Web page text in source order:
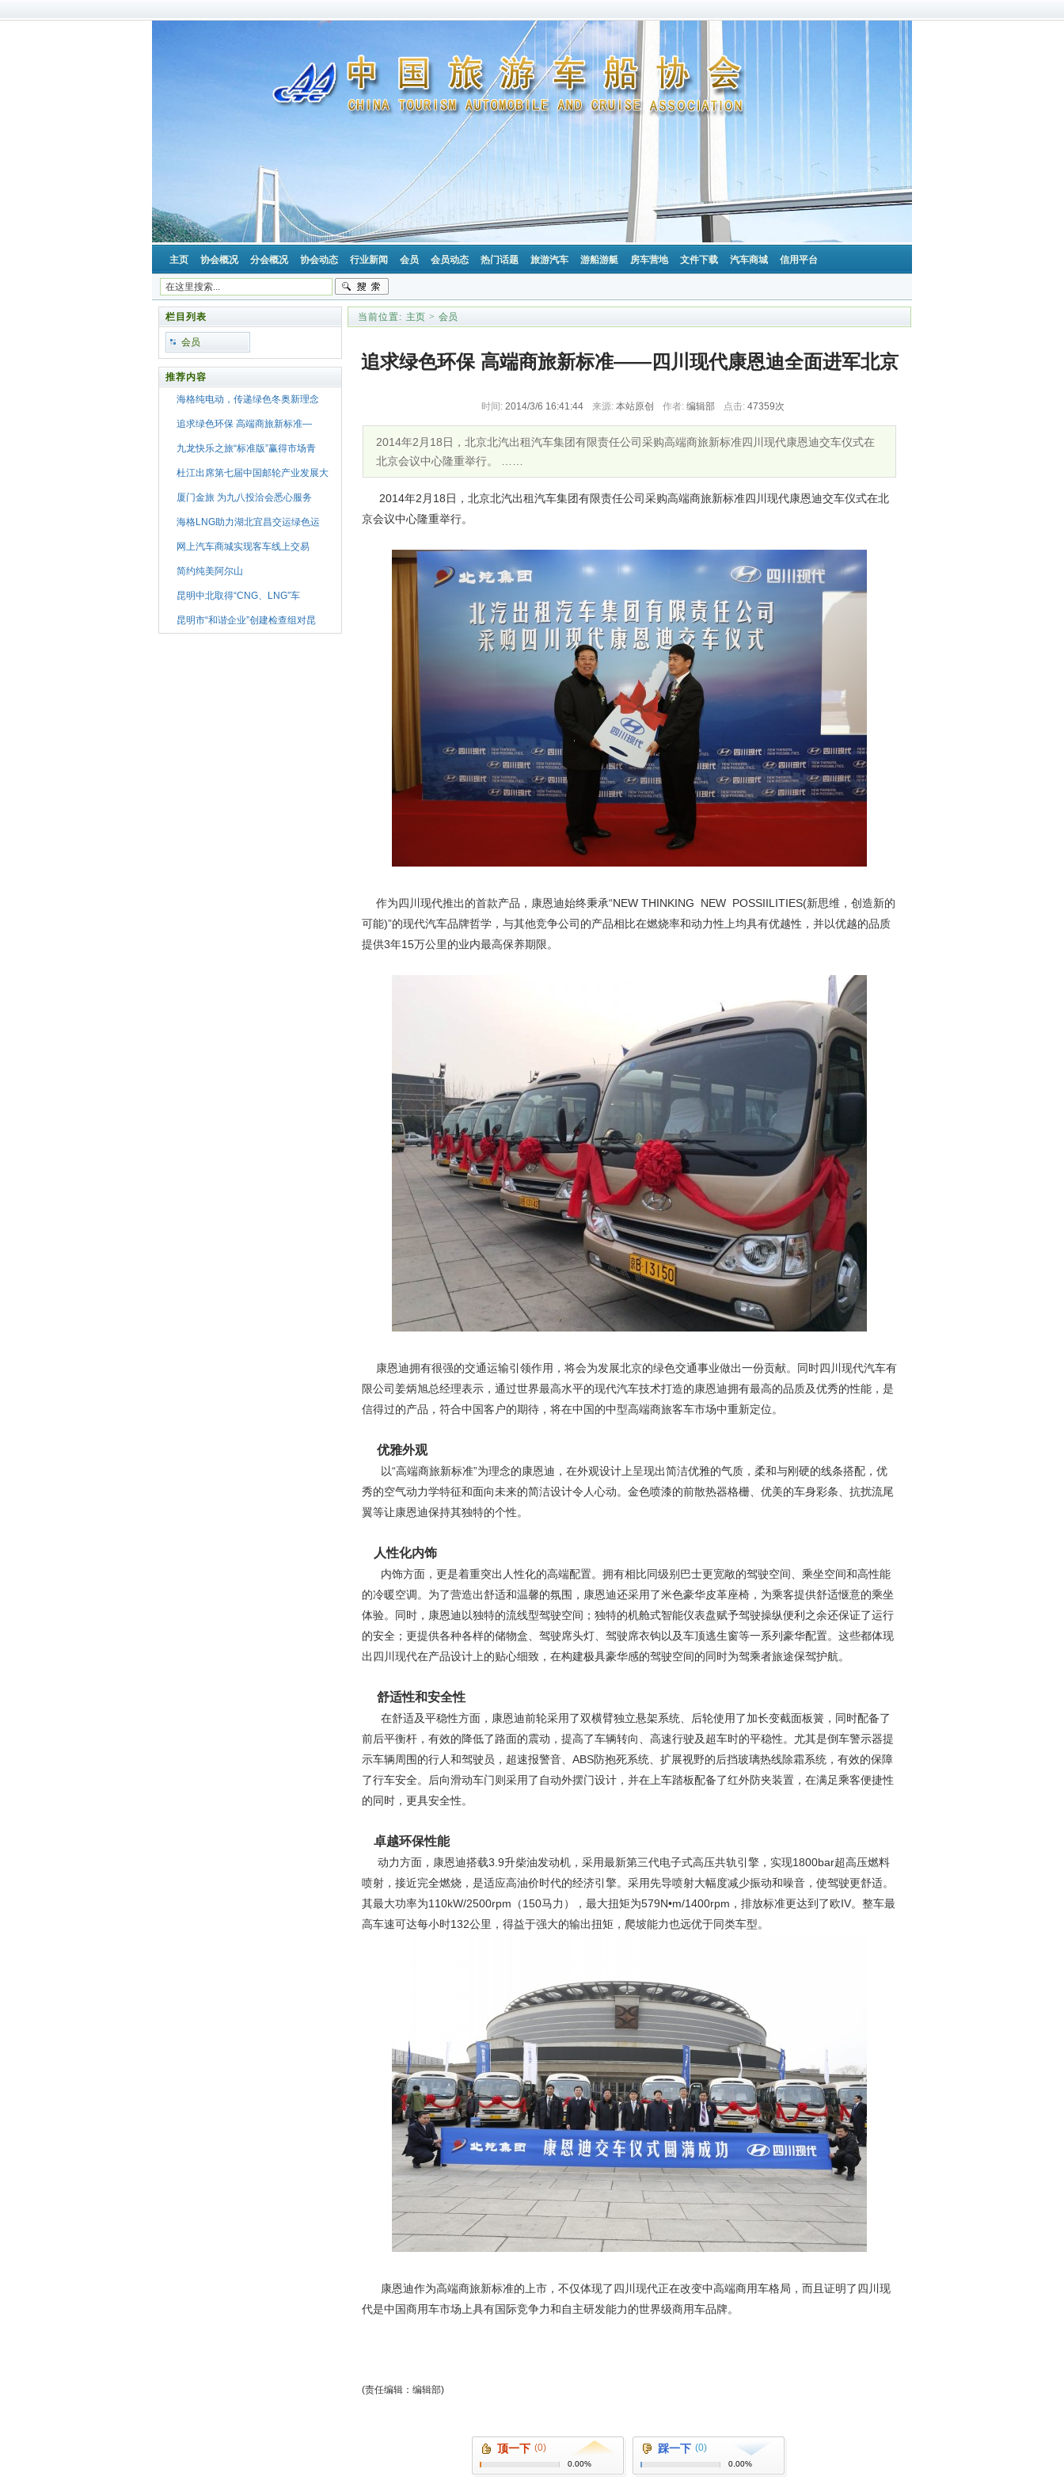
主页 协会概况 分会概况 协会动态 行业新闻 会员 会员动态 热门话题 旅游汽车 游船游艇 房车营地 文件下载 汽车商城 信用平台
栏目列表
会员
推荐内容
海格纯电动，传递绿色冬奥新理念
追求绿色环保 高端商旅新标准—
九龙快乐之旅“标准版”赢得市场青
杜江出席第七届中国邮轮产业发展大
厦门金旅 为九八投洽会悉心服务
海格LNG助力湖北宜昌交运绿色运
网上汽车商城实现客车线上交易
简约纯美阿尔山
昆明中北取得“CNG、LNG”车
昆明市“和谐企业”创建检查组对昆
当前位置: 主页 > 会员
追求绿色环保 高端商旅新标准——四川现代康恩迪全面进军北京
时间: 2014/3/6 16:41:44 来源: 本站原创 作者: 编辑部 点击: 47359次
2014年2月18日，北京北汽出租汽车集团有限责任公司采购高端商旅新标准四川现代康恩迪交车仪式在
北京会议中心隆重举行。 ……
2014年2月18日，北京北汽出租汽车集团有限责任公司采购高端商旅新标准四川现代康恩迪交车仪式在北
京会议中心隆重举行。
作为四川现代推出的首款产品，康恩迪始终秉承“NEW THINKING NEW POSSIILITIES(新思维，创造新的
可能)”的现代汽车品牌哲学，与其他竞争公司的产品相比在燃烧率和动力性上均具有优越性，并以优越的品质
提供3年15万公里的业内最高保养期限。
康恩迪拥有很强的交通运输引领作用，将会为发展北京的绿色交通事业做出一份贡献。同时四川现代汽车有
限公司姜炳旭总经理表示，通过世界最高水平的现代汽车技术打造的康恩迪拥有最高的品质及优秀的性能，是
信得过的产品，符合中国客户的期待，将在中国的中型高端商旅客车市场中重新定位。
优雅外观
以“高端商旅新标准”为理念的康恩迪，在外观设计上呈现出简洁优雅的气质，柔和与刚硬的线条搭配，优
秀的空气动力学特征和面向未来的简洁设计令人心动。金色喷漆的前散热器格栅、优美的车身彩条、抗扰流尾
翼等让康恩迪保持其独特的个性。
人性化内饰
内饰方面，更是着重突出人性化的高端配置。拥有相比同级别巴士更宽敞的驾驶空间、乘坐空间和高性能
的冷暖空调。为了营造出舒适和温馨的氛围，康恩迪还采用了米色豪华皮革座椅，为乘客提供舒适惬意的乘坐
体验。同时，康恩迪以独特的流线型驾驶空间；独特的机舱式智能仪表盘赋予驾驶操纵便利之余还保证了运行
的安全；更提供各种各样的储物盒、驾驶席头灯、驾驶席衣钩以及车顶逃生窗等一系列豪华配置。这些都体现
出四川现代在产品设计上的贴心细致，在构建极具豪华感的驾驶空间的同时为驾乘者旅途保驾护航。
舒适性和安全性
在舒适及平稳性方面，康恩迪前轮采用了双横臂独立悬架系统、后轮使用了加长变截面板簧，同时配备了
前后平衡杆，有效的降低了路面的震动，提高了车辆转向、高速行驶及超车时的平稳性。尤其是倒车警示器提
示车辆周围的行人和驾驶员，超速报警音、ABS防抱死系统、扩展视野的后挡玻璃热线除霜系统，有效的保障
了行车安全。后向滑动车门则采用了自动外摆门设计，并在上车踏板配备了红外防夹装置，在满足乘客便捷性
的同时，更具安全性。
卓越环保性能
动力方面，康恩迪搭载3.9升柴油发动机，采用最新第三代电子式高压共轨引擎，实现1800bar超高压燃料
喷射，接近完全燃烧，是适应高油价时代的经济引擎。采用先导喷射大幅度减少振动和噪音，使驾驶更舒适。
其最大功率为110kW/2500rpm（150马力），最大扭矩为579N•m/1400rpm，排放标准更达到了欧IV。整车最
高车速可达每小时132公里，得益于强大的输出扭矩，爬坡能力也远优于同类车型。
康恩迪作为高端商旅新标准的上市，不仅体现了四川现代正在改变中高端商用车格局，而且证明了四川现
代是中国商用车市场上具有国际竞争力和自主研发能力的世界级商用车品牌。
(责任编辑：编辑部)
顶一下 (0)
0.00%
踩一下 (0)
0.00%